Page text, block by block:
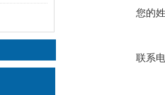
您的
联系